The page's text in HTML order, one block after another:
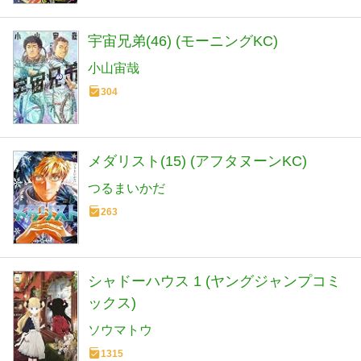
宇宙兄弟(46) (モーニングKC)
小山宙哉
304
メダリスト(15) (アフタヌーンKC)
つるまいかだ
263
シャドーハウス 1 (ヤングジャンプコミ
ックス)
ソウマトウ
1315